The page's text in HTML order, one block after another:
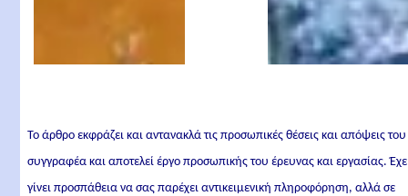
Το άρθρο εκφράζει και αντανακλά τις προσωπικές θέσεις και απόψεις του
συγγραφέα και αποτελεί έργο προσωπικής του έρευνας και εργασίας.
γίνει προσπάθεια να σας παρέχει αντικειμενική πληροφόρηση, αλλά σε